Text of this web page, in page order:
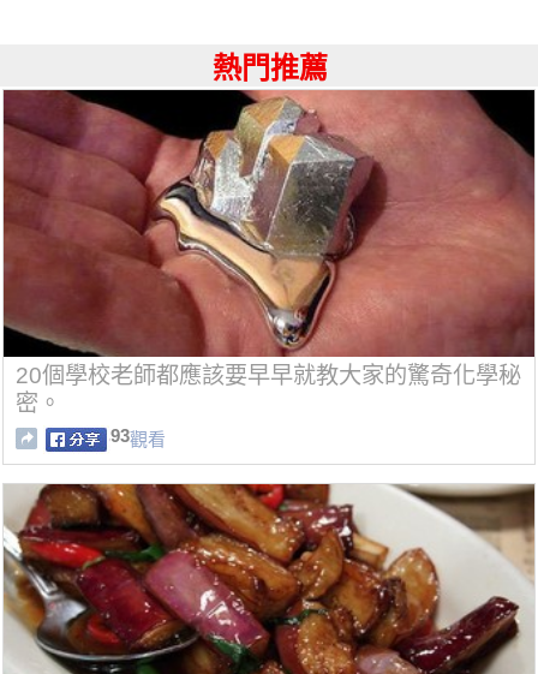
熱門推薦
20個學校老師都應該要早早就教大家的驚奇化學秘
密。
93觀看